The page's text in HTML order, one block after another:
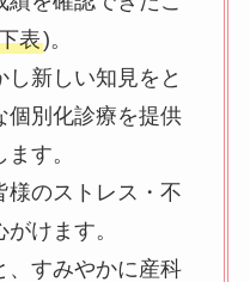
表)。
新しい知見をと
個別化診療を提供
す。
様のストレス・不
けます。
、すみやかに産科